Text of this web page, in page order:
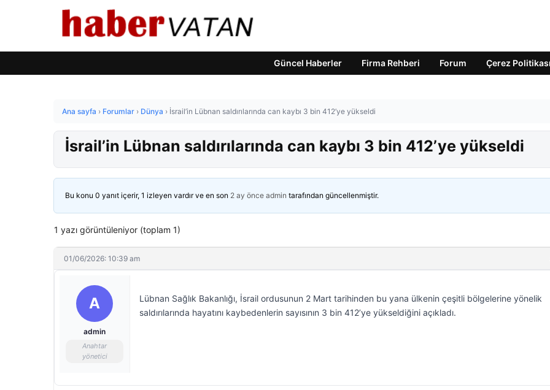
Güncel Haberler Firma Rehberi Forum Çerez Politikası
Ana sayfa › Forumlar › Dünya › İsrail’in Lübnan saldırılarında can kaybı 3 bin 412’ye yükseldi
İsrail’in Lübnan saldırılarında can kaybı 3 bin 412’ye yükseldi
Bu konu 0 yanıt içerir, 1 izleyen vardır ve en son 2 ay önce admin tarafından güncellenmiştir.
1 yazı görüntüleniyor (toplam 1)
01/06/2026: 10:39 am
A
admin
Anahtar
yönetici
Lübnan Sağlık Bakanlığı, İsrail ordusunun 2 Mart tarihinden bu yana ülkenin çeşitli bölgelerine yönelik
saldırılarında hayatını kaybedenlerin sayısının 3 bin 412’ye yükseldiğini açıkladı.